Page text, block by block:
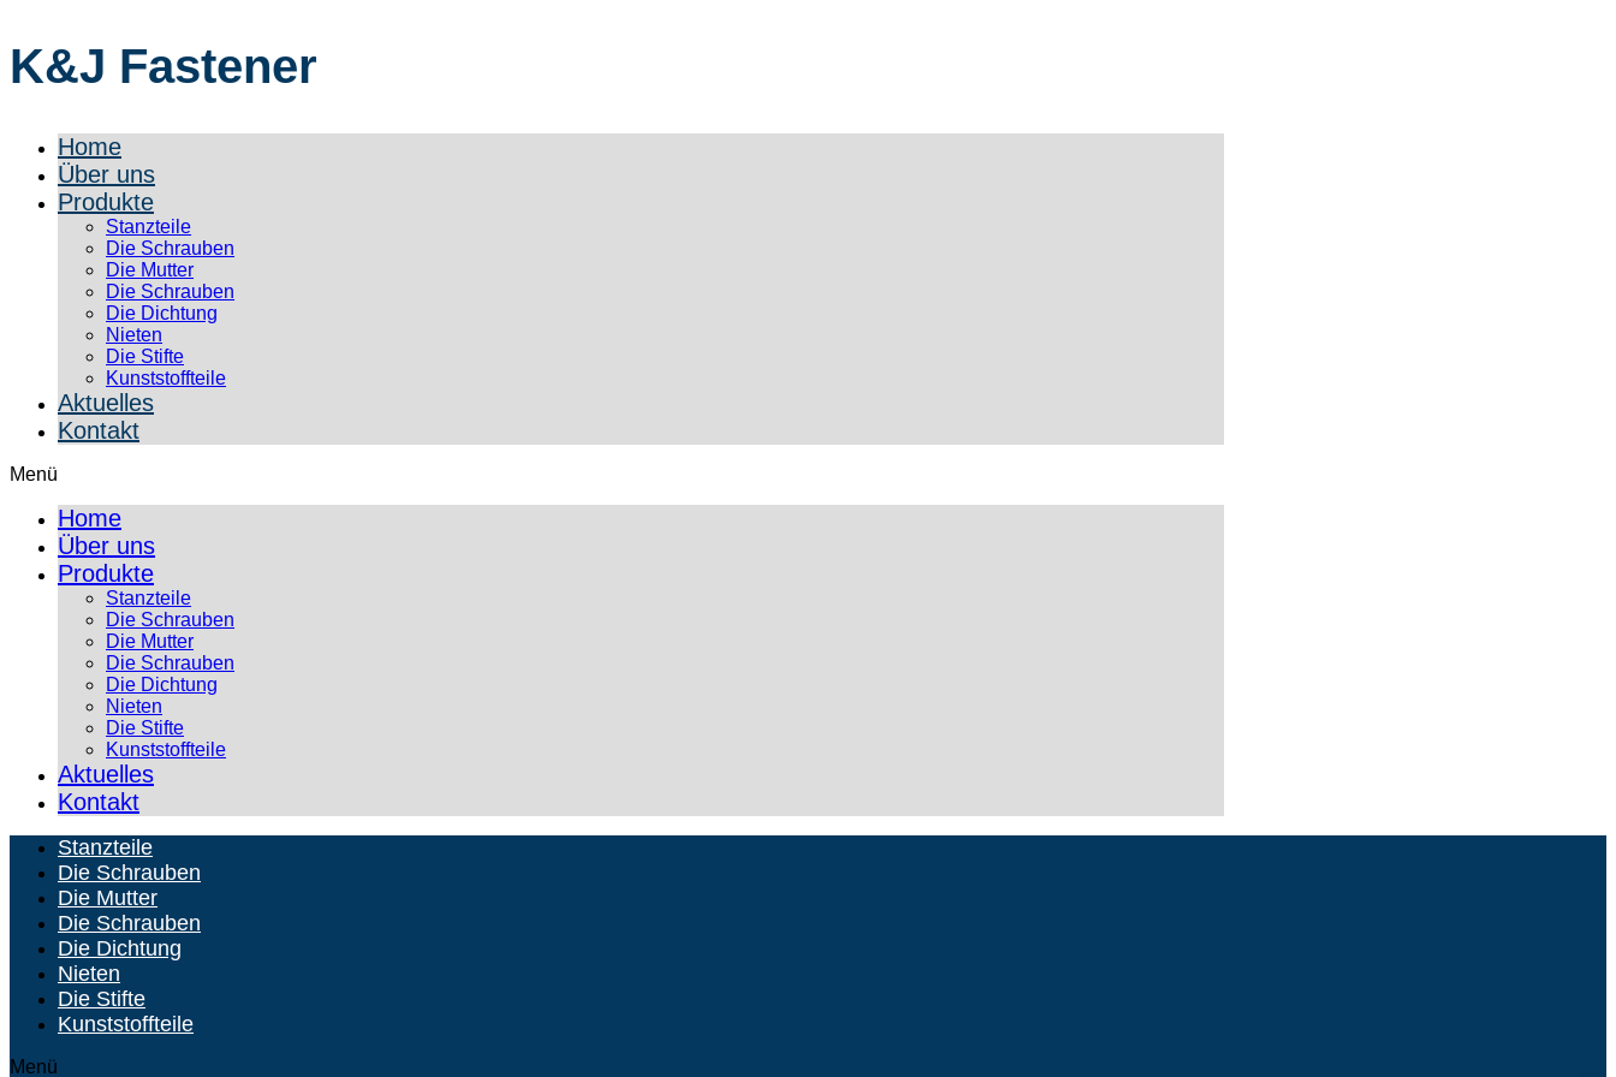
K&J Fastener
Home
Über uns
Produkte
Stanzteile
Die Schrauben
Die Mutter
Die Schrauben
Die Dichtung
Nieten
Die Stifte
Kunststoffteile
Aktuelles
Kontakt
Menü
Home
Über uns
Produkte
Stanzteile
Die Schrauben
Die Mutter
Die Schrauben
Die Dichtung
Nieten
Die Stifte
Kunststoffteile
Aktuelles
Kontakt
Stanzteile
Die Schrauben
Die Mutter
Die Schrauben
Die Dichtung
Nieten
Die Stifte
Kunststoffteile
Menü